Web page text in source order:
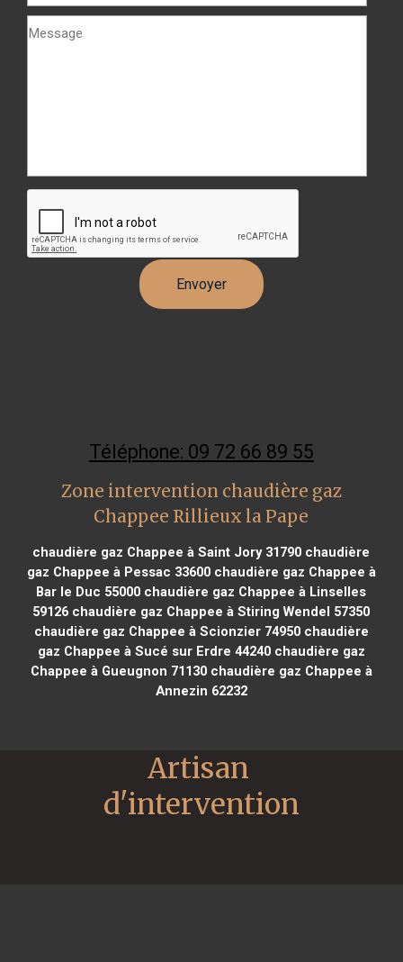
Téléphone: 09 72 66 89 55
Zone intervention chaudière gaz
Chappee Rillieux la Pape
chaudière gaz Chappee à Saint Jory 31790 chaudière
gaz Chappee à Pessac 33600chaudière gaz Chappee à
Bar le Duc 55000 chaudière gaz Chappee à Linselles
59126 chaudière gaz Chappee à Stiring Wendel 57350
chaudière gaz Chappee à Scionzier 74950chaudière
gaz Chappee à Sucé sur Erdre 44240chaudière gaz
Chappee à Gueugnon 71130chaudière gaz Chappee à
Annezin 62232
Artisan
d'intervention